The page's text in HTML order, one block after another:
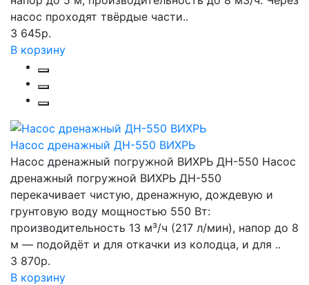
насос проходят твёрдые части..
3 645р.
В корзину
Насос дренажный ДН-550 ВИХРЬ
Насос дренажный погружной ВИХРЬ ДН-550 Насос
дренажный погружной ВИХРЬ ДН-550
перекачивает чистую, дренажную, дождевую и
грунтовую воду мощностью 550 Вт:
производительность 13 м³/ч (217 л/мин), напор до 8
м — подойдёт и для откачки из колодца, и для ..
3 870р.
В корзину